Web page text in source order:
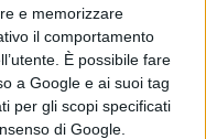
e memorizzare
il comportamento
È possibile fare
a Google e ai suoi tag
per gli scopi specificati
di Google.